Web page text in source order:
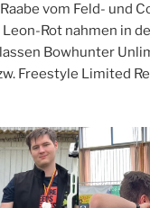
vom Feld- und
Rot nahmen in
Bowhunter
Freestyle Limited